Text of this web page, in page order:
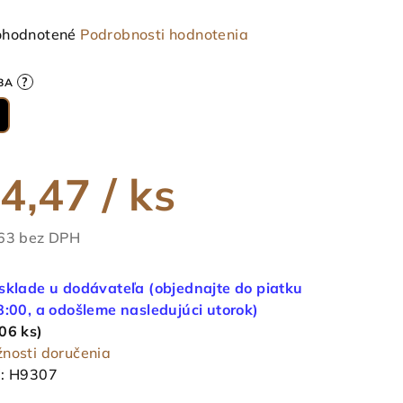
Podrobnosti hodnotenia
?
/ ks
bez DPH
u dodávateľa (objednajte do piatku
a odošleme nasledujúci utorok)
ks)
doručenia
H9307